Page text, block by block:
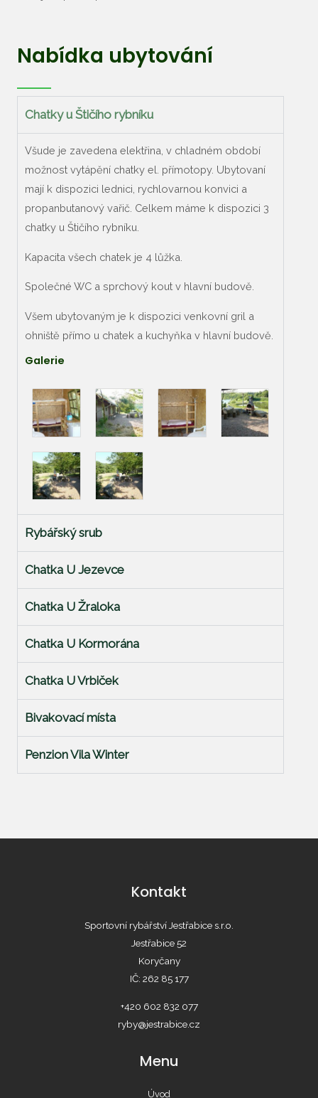
Nabídka ubytování
Chatky u Štičího rybníku
Všude je zavedena elektřina, v chladném období
možnost vytápění chatky el. přímotopy. Ubytovaní
mají k dispozici lednici, rychlovarnou konvici a
propanbutanový vařič. Celkem máme k dispozici 3
chatky u Štičího rybníku.
Kapacita všech chatek je 4 lůžka.
Společné WC a sprchový kout v hlavní budově.
Všem ubytovaným je k dispozici venkovní gril a
ohniště přímo u chatek a kuchyňka v hlavní budově.
Galerie
Rybářský srub
Chatka U Jezevce
Chatka U Žraloka
Chatka U Kormorána
Chatka U Vrbiček
Bivakovací místa
Penzion Vila Winter
Kontakt
Sportovní rybářství Jestřabice s.r.o.
Jestřabice 52
Koryčany
IČ: 262 85 177
+420 602 832 077
ryby@jestrabice.cz
Menu
Úvod